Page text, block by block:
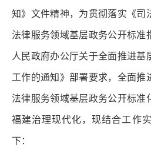
知》文件精神，为贯彻落实《司
法律服务领域基层政务公开标准
人民政府办公厅关于全面推进基
工作的通知》部署要求，全面推
法律服务领域基层政务公开标准
福建治理现代化，现结合工作
下：